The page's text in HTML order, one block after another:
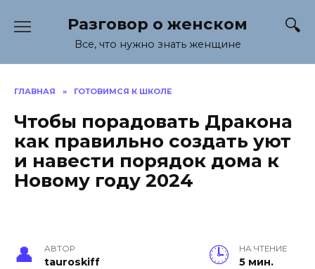
содержанию
Разговор о женском
Все, что нужно знать женщине
ГЛАВНАЯ » ГОТОВИМСЯ К ШКОЛЕ
Чтобы порадовать Дракона
как правильно создать уют
и навести порядок дома к
Новому году 2024
АВТОР
tauroskiff
НА ЧТЕНИЕ
5 мин.